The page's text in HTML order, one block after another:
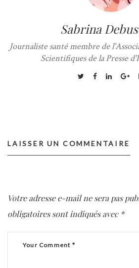
Sabrina
Journaliste santé membre de
Scientifiques de la Presse
LAISSER UN COMMENTAIRE
Votre adresse e-mail ne sera pas
obligatoires sont indiqués avec *